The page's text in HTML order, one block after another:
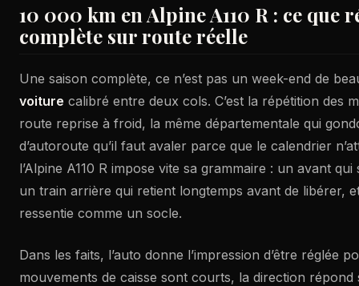
10 000 km en Alpine A110 R : ce que
complète sur route réelle
Une saison complète, ce n’est pas un week-end de
voiture calibré entre deux cols. C’est la répétition des
route reprise à froid, la même départementale qui
d’autoroute qu’il faut avaler parce que le calendrier
l’Alpine A110 R impose vite sa grammaire : un avant
un train arrière qui retient longtemps avant de libérer,
ressentie comme un socle.
Dans les faits, l’auto donne l’impression d’être réglée
mouvements de caisse sont courts, la direction répond